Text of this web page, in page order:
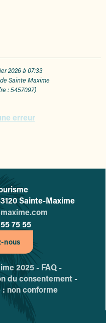
2026 à 07:33
Sainte Maxime
:5457097)
erreur
de tourisme de Sainte-
Sainte-Maxime
75 55
nous
2025 - FAQ -
du consentement -
non conforme